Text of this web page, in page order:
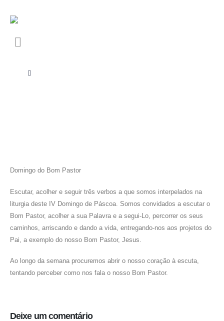
Domingo do Bom Pastor
Escutar, acolher e seguir três verbos a que somos interpelados na
liturgia deste IV Domingo de Páscoa. Somos convidados a escutar o
Bom Pastor, acolher a sua Palavra e a segui-Lo, percorrer os seus
caminhos, arriscando e dando a vida, entregando-nos aos projetos do
Pai, a exemplo do nosso Bom Pastor, Jesus.
Ao longo da semana procuremos abrir o nosso coração à escuta,
tentando perceber como nos fala o nosso Bom Pastor.
Deixe um comentário